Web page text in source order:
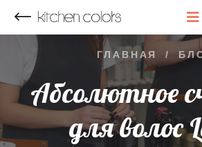
ГЛАВНАЯ /
Абсолютное
для волос
НАЗАД